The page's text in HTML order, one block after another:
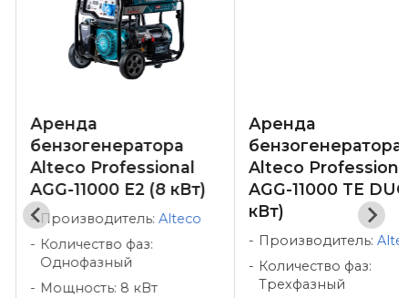
Аренда
бензогенератора
Alteco Professional
AGG-11000 E2 (8 кВт)
Производитель: Alteco
Количество фаз:
Однофазный
Мощность: 8 кВт
Аренда
бензогенератора
Alteco
AGG-11000 TE
кВт)
Производитель:
Количество фаз:
Трехфазный